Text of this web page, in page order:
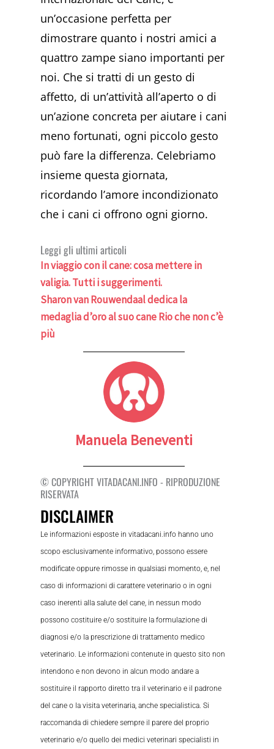
un’occasione perfetta per
dimostrare quanto i nostri amici a
quattro zampe siano importanti per
noi. Che si tratti di un gesto di
affetto, di un’attività all’aperto o di
un’azione concreta per aiutare i cani
meno fortunati, ogni piccolo gesto
può fare la differenza. Celebriamo
insieme questa giornata,
ricordando l’amore incondizionato
che i cani ci offrono ogni giorno.
Leggi gli ultimi articoli
In viaggio con il cane: cosa mettere in
valigia. Tutti i suggerimenti.
Sharon van Rouwendaal dedica la
medaglia d’oro al suo cane Rio che non c’è
più
Manuela Beneventi
© COPYRIGHT VITADACANI.INFO - RIPRODUZIONE
RISERVATA
DISCLAIMER
Le informazioni esposte in vitadacani.info hanno uno
scopo esclusivamente informativo, possono essere
modificate oppure rimosse in qualsiasi momento, e, nel
caso di informazioni di carattere veterinario o in ogni
caso inerenti alla salute del cane, in nessun modo
possono costituire e/o sostituire la formulazione di
diagnosi e/o la prescrizione di trattamento medico
veterinario. Le informazioni contenute in questo sito non
intendono e non devono in alcun modo andare a
sostituire il rapporto diretto tra il veterinario e il padrone
del cane o la visita veterinaria, anche specialistica. Si
raccomanda di chiedere sempre il parere del proprio
veterinario e/o quello dei medici veterinari specialisti in